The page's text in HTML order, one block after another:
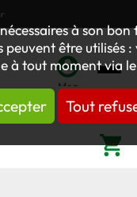
à son
peuvent être utilisés
à tout moment via
Tout
Mon
compte